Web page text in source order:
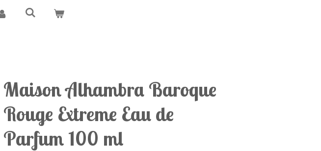
Maison Alhambra Baroque
Rouge Extreme Eau de
Parfum 100 ml